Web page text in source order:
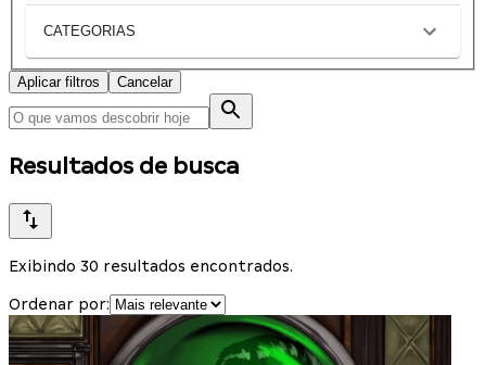
CATEGORIAS
Aplicar filtros Cancelar
Resultados de busca
Exibindo 30 resultados encontrados.
Ordenar por: